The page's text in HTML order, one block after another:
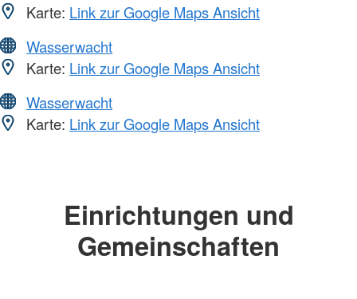
Karte: Link zur Google Maps Ansicht
Wasserwacht
Karte: Link zur Google Maps Ansicht
Wasserwacht
Karte: Link zur Google Maps Ansicht
Einrichtungen und
Gemeinschaften